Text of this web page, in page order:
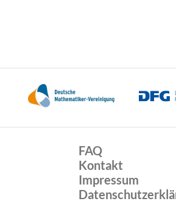
FAQ
Kontakt
Impressum